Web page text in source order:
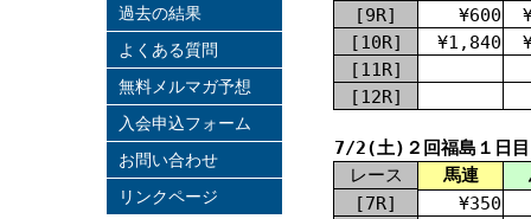
[9R]
¥600
[10R]
¥1,840
[11R]
[12R]
7/2(土)２回福島１日目
レース
馬連
[7R]
¥350
過去の結果
よくある質問
無料メルマガ予想
入会申込フォーム
お問い合わせ
リンクページ